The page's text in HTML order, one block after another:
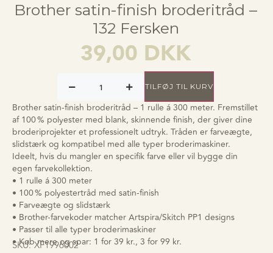
Brother satin-finish broderitråd –
132 Fersken
39,00 DKK
TILFØJ TIL KURV
Brother satin-finish broderitråd – 1 rulle á 300 meter. Fremstillet
af 100 % polyester med blank, skinnende finish, der giver dine
broderiprojekter et professionelt udtryk. Tråden er farveægte,
slidstærk og kompatibel med alle typer broderimaskiner.
Ideelt, hvis du mangler en specifik farve eller vil bygge din
egen farvekollektion.
• 1 rulle á 300 meter
• 100 % polyestertråd med satin-finish
• Farveægte og slidstærk
• Brother-farvekoder matcher Artspira/Skitch PP1 designs
• Passer til alle typer broderimaskiner
• Køb mere og spar: 1 for 39 kr., 3 for 99 kr.
SKU: XF1996002